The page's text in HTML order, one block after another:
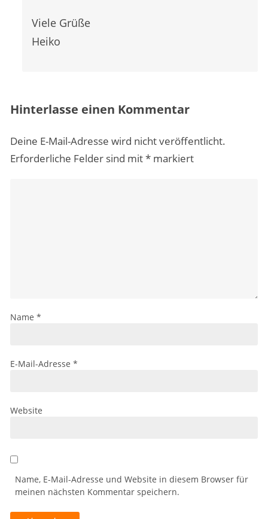
Viele Grüße
Heiko
Hinterlasse einen Kommentar
Deine E-Mail-Adresse wird nicht veröffentlicht.
Erforderliche Felder sind mit*markiert
Name *
E-Mail-Adresse *
Website
Name, E-Mail-Adresse und Website in diesem Browser für
meinen nächsten Kommentar speichern.